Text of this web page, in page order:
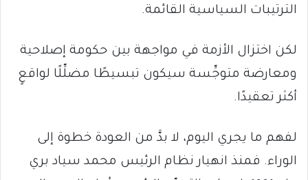
الترتيبات السياسية القائمة.
لكن اختزال الأزمة في مواجهة بين حكومة إصلاحية
ومعارضة متوجِّسة سيكون تبسيطًا مضلِّلًا لواقعٍ
أكثر تعقيدًا.
لفهم ما يجري اليوم، لا بدَّ من العودة خطوة إلى
الوراء. فمنذ انهيار نظام الرئيس محمد سياد بري